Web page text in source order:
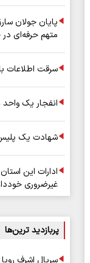
متهم حرفه‌ای
سرقت اطلاعات بانکی ۱۲۰۰ تهرانی در غرفه
انفجار یک
شهادت یک پلیس
ادارات این
غیرضروری
پربازدید ترین‌ها
سریال اشرف